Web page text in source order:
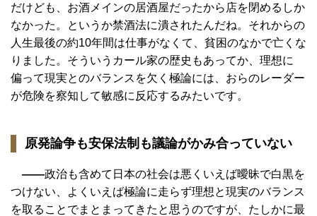
だけども、お酒メインの居酒屋だったから店を閉めるしか
なかった。というか禁酒法に潰されたんだね。それからの
人生最後の約10年間は仕事がなくて、貧困のなかで亡くな
りました。そういうカール家の歴史もあってか、理想に
偏って現実とのバランスを欠く極論には、おらのレーダー
が危険を察知して敏感に反応するみたいです。
原発論争も安保法制も議論がかみ合っていない
——政治も含めて日本の社会は悪くいえば曖昧で白黒を
つけない、よくいえば極論に走らず理想と現実のバランス
を取ることでまとまってきたと思うのですが、たしかに最